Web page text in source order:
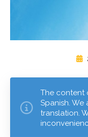
The content
Spanish.
translation.